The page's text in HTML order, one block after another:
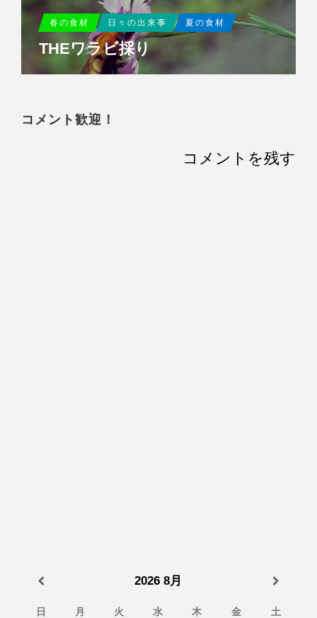
春の食材 日々の出来事 夏の食材
THEワラビ採り
コメント歓迎！
コメントを残す
2026 8月
日 月 火 水 木 金
土